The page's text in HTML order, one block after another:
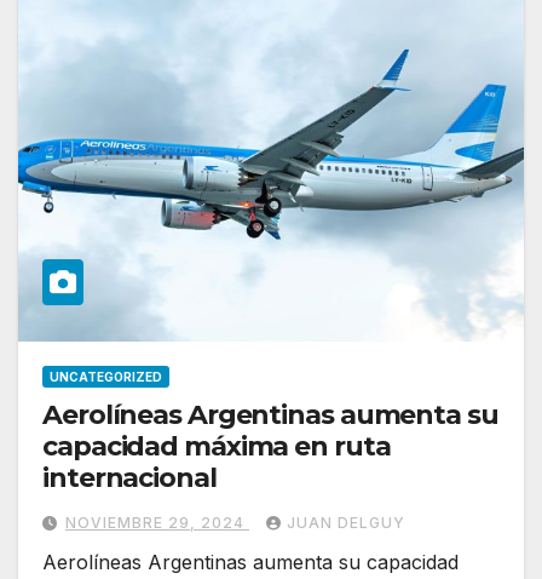
UNCATEGORIZED
Aerolíneas Argentinas aumenta su
capacidad máxima en ruta
internacional
NOVIEMBRE 29, 2024 JUAN DELGUY
Aerolíneas Argentinas aumenta su capacidad